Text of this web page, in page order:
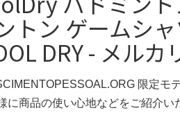
トン ゲームシ
DRY - メルカ
限定モ
に商品の使い心地などをご紹介い